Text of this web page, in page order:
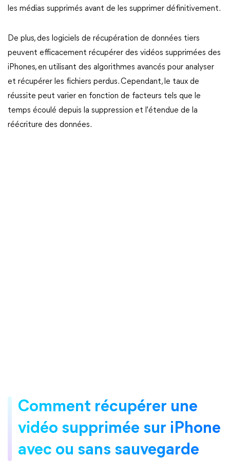
les médias supprimés avant de les supprimer définitivement.
De plus, des logiciels de récupération de données tiers
peuvent efficacement récupérer des vidéos supprimées des
iPhones, en utilisant des algorithmes avancés pour analyser
et récupérer les fichiers perdus. Cependant, le taux de
réussite peut varier en fonction de facteurs tels que le
temps écoulé depuis la suppression et l'étendue de la
réécriture des données.
Comment récupérer une
vidéo supprimée sur iPhone
avec ou sans sauvegarde